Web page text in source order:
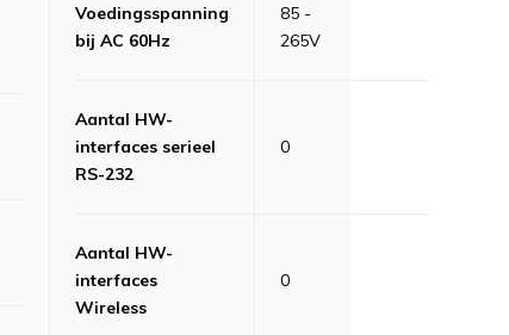
Voedingsspanning
bij AC 60Hz
85 -
265V
Aantal HW-
interfaces serieel
RS-232
0
Aantal HW-
interfaces
Wireless
0